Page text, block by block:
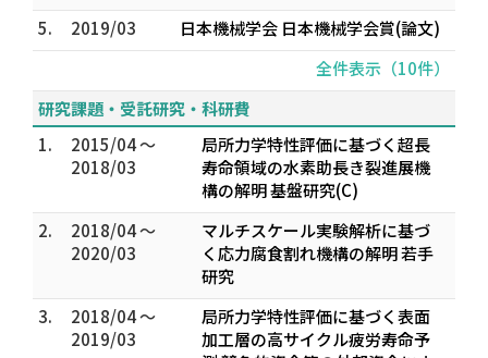
5.
2019/03
日本機械学会 日本機械学会賞(論文)
全件表示（10件）
研究課題・受託研究・科研費
1.
2015/04 ～
2018/03
局所力学特性評価に基づく超長
寿命領域の水素助長き裂進展機
構の解明 基盤研究(C)
2.
2018/04 ～
2020/03
マルチスケール実験解析に基づ
く応力腐食割れ機構の解明 若手
研究
3.
2018/04 ～
2019/03
局所力学特性評価に基づく表面
加工層の高サイクル疲労寿命予